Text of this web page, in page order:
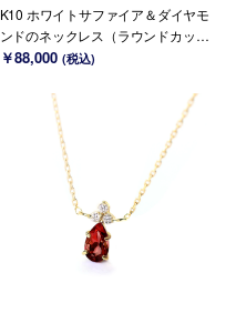
K10 ホワイトサファイア＆ダイヤモ
ンドのネックレス（ラウンドカッ
ト）~Ello Lily~ 9月誕生石(K18 変更
￥88,000 (税込)